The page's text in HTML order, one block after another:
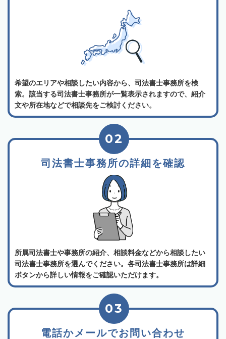
希望のエリアや相談したい内容から、司法書士事務所を検
索。該当する司法書士事務所が一覧表示されますので、紹介
文や所在地などで相談先をご検討ください。
司法書士事務所の詳細を確認
02
所属司法書士や事務所の紹介、相談料金などから相談したい
司法書士事務所を選んでください。各司法書士事務所は詳細
ボタンから詳しい情報をご確認いただけます。
電話かメールでお問い合わせ
03